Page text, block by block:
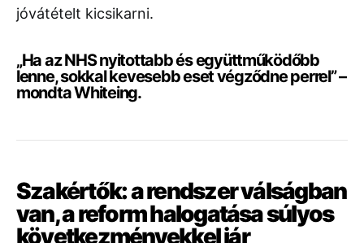
jóvátételt kicsikarni.
„HaazNHSnyitottabbésegyüttműködőbb
lenne,sokkalkevesebbesetvégződneperrel” –
mondtaWhiteing.
Szakértők:arendszerválságban
van,areformhalogatásasúlyos
következményekkeljár